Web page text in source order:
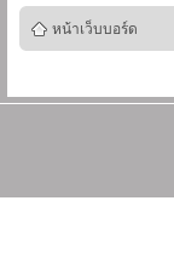
หน้าเว็บบอร์ด